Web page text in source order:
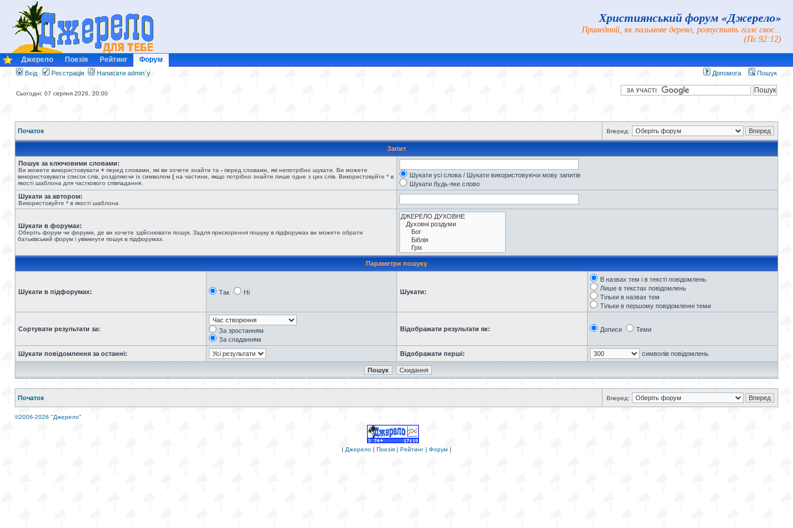
Християнський форум «Джерело»
Праведний, як пальмове дерево, розпустить гіллє своє...
(Пс.92:12)
Джерело Поезія Рейтинг Форум
Вхід Реєстрація Написати admin`у Допомога Пошук
Сьогодні: 07 серпня 2026, 20:00
Початок Вперед:
Запит
Пошук за ключовими словами:
Ви можете використовувати + перед словами, які ви хочете знайти та - перед словами, які непотрібно шукати. Ви можете
використовувати список слів, розділяючи їх символом | на частини, якщо потрібно знайти лише одне з цих слів. Використовуйте * в
якості шаблона для часткового співпадання.
Шукати усі слова / Шукати використовуючи мову запитів
Шукати будь-яке слово
Шукати за автором:
Використовуйте * в якості шаблона
Шукати в форумах:
Оберіть форум чи форуми, де ви хочете здійснювати пошук. Задля прискорення пошуку в підфорумах ви можете обрати
батьківський форум і увімкнути пошук в підфорумах.
Параметри пошуку
Шукати в підфорумах: Так Ні Шукати:
В назвах тем і в тексті повідомлень
Лише в текстах повідомлень
Тільки в назвах тем
Тільки в першому повідомленні теми
Сортувати результати за:
За зростанням
За спаданням
Відображати результати як: Дописи Теми
Шукати повідомлення за останні: Відображати перші: символів повідомлень
Початок Вперед:
©2006-2026 "Джерело"
| Джерело | Поезія | Рейтинг | Форум |